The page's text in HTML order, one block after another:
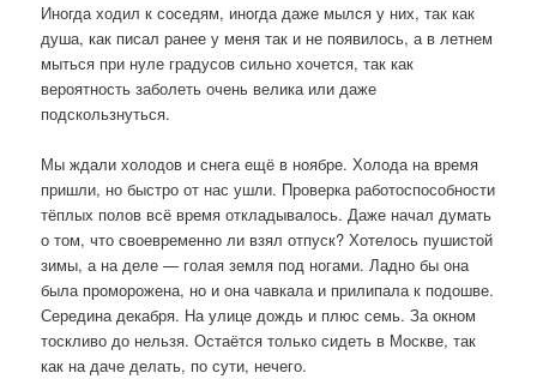
Иногда ходил к соседям, иногда даже мылся у них, так как
душа, как писал ранее у меня так и не появилось, а в летнем
мыться при нуле градусов сильно хочется, так как
вероятность заболеть очень велика или даже
подскользнуться.
Мы ждали холодов и снега ещё в ноябре. Холода на время
пришли, но быстро от нас ушли. Проверка работоспособности
тёплых полов всё время откладывалось. Даже начал думать
о том, что своевременно ли взял отпуск? Хотелось пушистой
зимы, а на деле — голая земля под ногами. Ладно бы она
была проморожена, но и она чавкала и прилипала к подошве.
Середина декабря. На улице дождь и плюс семь. За окном
тоскливо до нельзя. Остаётся только сидеть в Москве, так
как на даче делать, по сути, нечего.